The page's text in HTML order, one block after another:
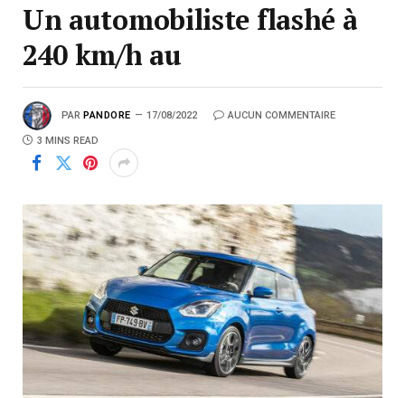
Un automobiliste flashé à
240 km/h au
PAR PANDORE 17/08/2022 AUCUN COMMENTAIRE
3 MINS READ